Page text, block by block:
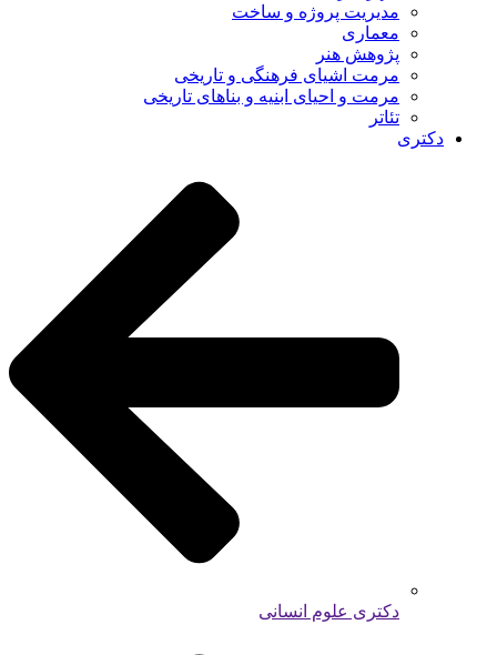
مدیریت پروژه و ساخت
معماری
پژوهش هنر
مرمت اشیای فرهنگی و تاریخی
مرمت و احیای ابنیه و بناهای تاریخی
تئاتر
دکتری
دکتری علوم انسانی